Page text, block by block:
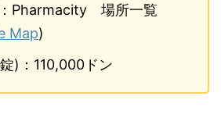
Pharmacity 場所一覧
Map)
)：110,000ドン